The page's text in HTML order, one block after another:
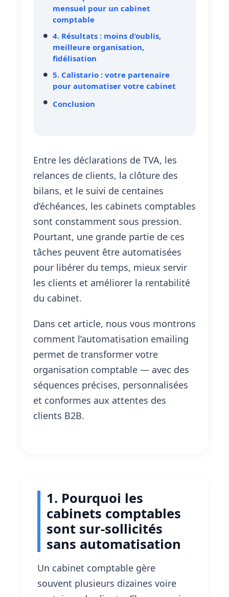
mensuel pour un cabinet
comptable
4. Résultats : moins d’oublis,
meilleure organisation,
fidélisation
5. Calistario : votre partenaire
pour automatiser votre cabinet
Conclusion
Entre les déclarations de TVA, les
relances de clients, la clôture des
bilans, et le suivi de centaines
d’échéances, les cabinets comptables
sont constamment sous pression.
Pourtant, une grande partie de ces
tâches peuvent être automatisées
pour libérer du temps, mieux servir
les clients et améliorer la rentabilité
du cabinet.
Dans cet article, nous vous montrons
comment l’automatisation emailing
permet de transformer votre
organisation comptable — avec des
séquences précises, personnalisées
et conformes aux attentes des
clients B2B.
1. Pourquoi les
cabinets comptables
sont sur-sollicités
sans automatisation
Un cabinet comptable gère
souvent plusieurs dizaines voire